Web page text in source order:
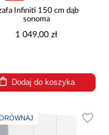
Infiniti 150 cm dąb
sonoma
1 049,00 zł
Dodaj do koszyka